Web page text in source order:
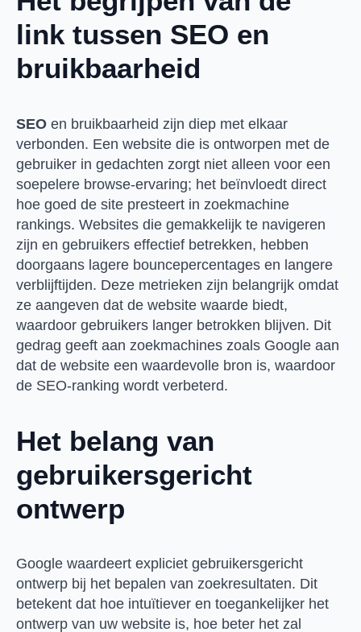
link tussen SEO en
bruikbaarheid
SEO en bruikbaarheid zijn diep met elkaar
verbonden. Een website die is ontworpen met de
gebruiker in gedachten zorgt niet alleen voor een
soepelere browse-ervaring; het beïnvloedt direct
hoe goed de site presteert in zoekmachine
rankings. Websites die gemakkelijk te navigeren
zijn en gebruikers effectief betrekken, hebben
doorgaans lagere bouncepercentages en langere
verblijftijden. Deze metrieken zijn belangrijk omdat
ze aangeven dat de website waarde biedt,
waardoor gebruikers langer betrokken blijven. Dit
gedrag geeft aan zoekmachines zoals Google aan
dat de website een waardevolle bron is, waardoor
de SEO-ranking wordt verbeterd.
Het belang van
gebruikersgericht
ontwerp
Google waardeert expliciet gebruikersgericht
ontwerp bij het bepalen van zoekresultaten. Dit
betekent dat hoe intuïtiever en toegankelijker het
ontwerp van uw website is, hoe beter het zal